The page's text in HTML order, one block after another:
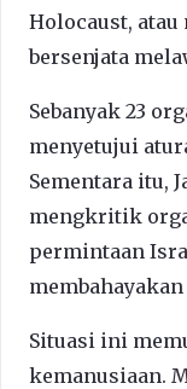
Holocaust,
bersenjata
Sebanyak 23
menyetujui
Sementara itu,
mengkritik
permintaan
Situasi ini
kemanusiaan.